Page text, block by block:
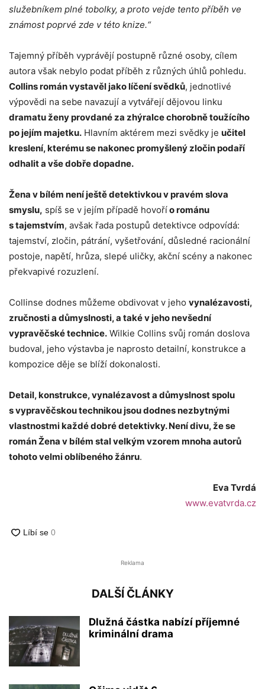
služebníkem plné tobolky, a proto vejde tento příběh ve
známost poprvé zde v této knize.“
Tajemný příběh vyprávějí postupně různé osoby, cílem
autora však nebylo podat příběh z různých úhlů pohledu.
Collins román vystavěl jako líčení svědků, jednotlivé
výpovědi na sebe navazují a vytvářejí dějovou linku
dramatu ženy provdané za zhýralce chorobně toužícího
po jejím majetku. Hlavním aktérem mezi svědky je učitel
kreslení, kterému se nakonec promyšlený zločin podaří
odhalit a vše dobře dopadne.
Žena v bílém není ještě detektivkou v pravém slova
smyslu, spíš se v jejím případě hovořío románu
s tajemstvím, avšak řada postupů detektivce odpovídá:
tajemství, zločin, pátrání, vyšetřování, důsledné racionální
postoje, napětí, hrůza, slepé uličky, akční scény a nakonec
překvapivé rozuzlení.
Collinse dodnes můžeme obdivovat v jeho vynalézavosti,
zručnosti a důmyslnosti, a také v jeho nevšední
vypravěčské technice. Wilkie Collins svůj román doslova
budoval, jeho výstavba je naprosto detailní, konstrukce a
kompozice děje se blíží dokonalosti.
Detail, konstrukce, vynalézavost a důmyslnost spolu
s vypravěčskou technikou jsou dodnes nezbytnými
vlastnostmi každé dobré detektivky. Není divu, že se
román Žena v bílém stal velkým vzorem mnoha autorů
tohoto velmi oblíbeného žánru.
Eva Tvrdá
www.evatvrda.cz
Reklama
DALŠÍ ČLÁNKY
Dlužná částka nabízí příjemné
kriminální drama